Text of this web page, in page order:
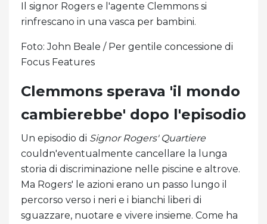
Il signor Rogers e l'agente Clemmons si
rinfrescano in una vasca per bambini.
Foto: John Beale / Per gentile concessione di
Focus Features
Clemmons sperava 'il mondo
cambierebbe' dopo l'episodio
Un episodio di Signor Rogers' Quartiere
couldn'eventualmente cancellare la lunga
storia di discriminazione nelle piscine e altrove.
Ma Rogers' le azioni erano un passo lungo il
percorso verso i neri e i bianchi liberi di
sguazzare, nuotare e vivere insieme. Come ha